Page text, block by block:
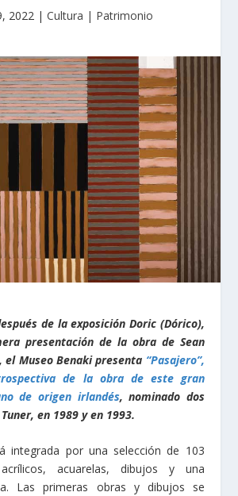
2022 | Cultura | Patrimonio
de la exposición Doric (Dórico),
presentación de la obra de Sean
el Museo Benaki presenta “Pasajero”,
de la obra de este gran
de origen irlandés, nominado dos
en 1989 y en 1993.
integrada por una selección de 103
acuarelas, dibujos y una
Las primeras obras y dibujos se